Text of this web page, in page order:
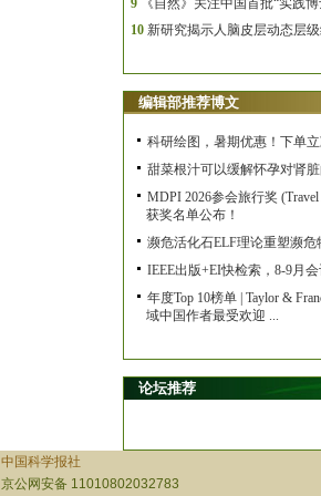
9
《自然》关注中国首批“实践
10 新研究揭示人脑皮层动态层
编辑部推荐博文
科研绘图，暑期优惠！下单
甜菜根汁可以缓解怀孕对肾
MDPI 2026参会旅行奖
获奖名单公布！
濒危活化石ELF理论重塑濒危
IEEE出版+EI快检索，8-9月
年度Top 10榜单 | Taylor &
域中国作者最受欢迎 ...
论坛推荐
中国科学报社
京公网安备 11010802032783